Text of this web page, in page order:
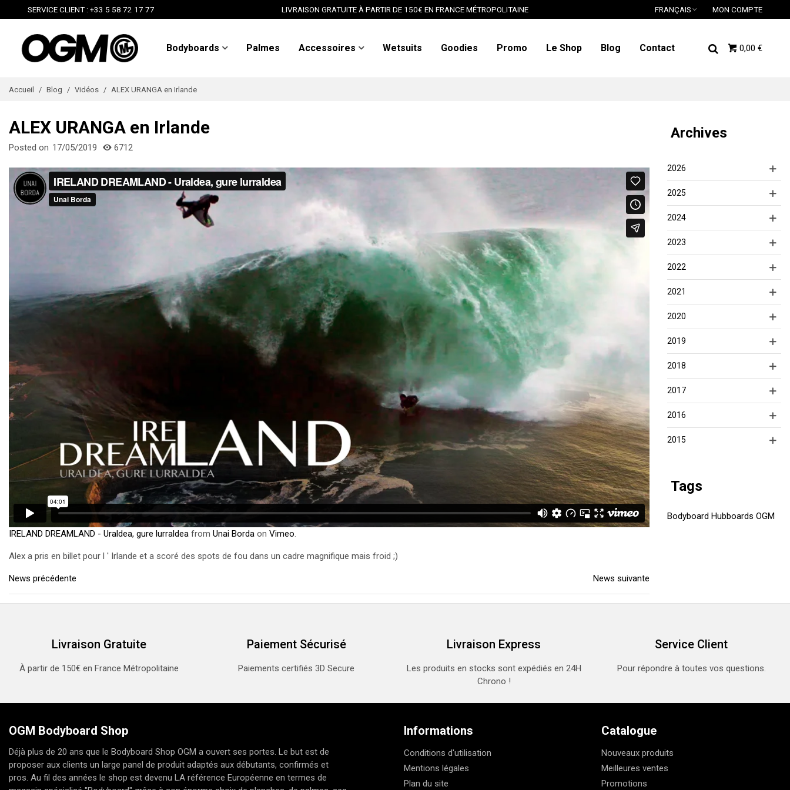
SERVICE CLIENT : +33 5 58 72 17 77 LIVRAISON GRATUITE À PARTIR DE 150€ EN FRANCE MÉTROPOLITAINE FRANÇAIS MON COMPTE
Bodyboards Palmes Accessoires Wetsuits Goodies Promo Le Shop Blog Contact 0,00 €
Accueil / Blog / Vidéos / ALEX URANGA en Irlande
Archives
2026
2025
2024
2023
2022
2021
2020
2019
2018
2017
2016
2015
Tags
Bodyboard Hubboards OGM
ALEX URANGA en Irlande
Posted on 17/05/2019 6712
IRELAND DREAMLAND - Uraldea, gure lurraldea from Unai Borda on Vimeo.
Alex a pris en billet pour l ' Irlande et a scoré des spots de fou dans un cadre magnifique mais froid ;)
News précédente News suivante
Livraison Gratuite
À partir de 150€ en France Métropolitaine
Paiement Sécurisé
Paiements certifiés 3D Secure
Livraison Express
Les produits en stocks sont expédiés en 24H
Chrono !
Service Client
Pour répondre à toutes vos questions.
OGM Bodyboard Shop
Déjà plus de 20 ans que le Bodyboard Shop OGM a ouvert ses portes. Le but est de
proposer aux clients un large panel de produit adaptés aux débutants, confirmés et
pros. Au fil des années le shop est devenu LA référence Européenne en termes de
Informations
Conditions d'utilisation
Mentions légales
Plan du site
Catalogue
Nouveaux produits
Meilleures ventes
Promotions